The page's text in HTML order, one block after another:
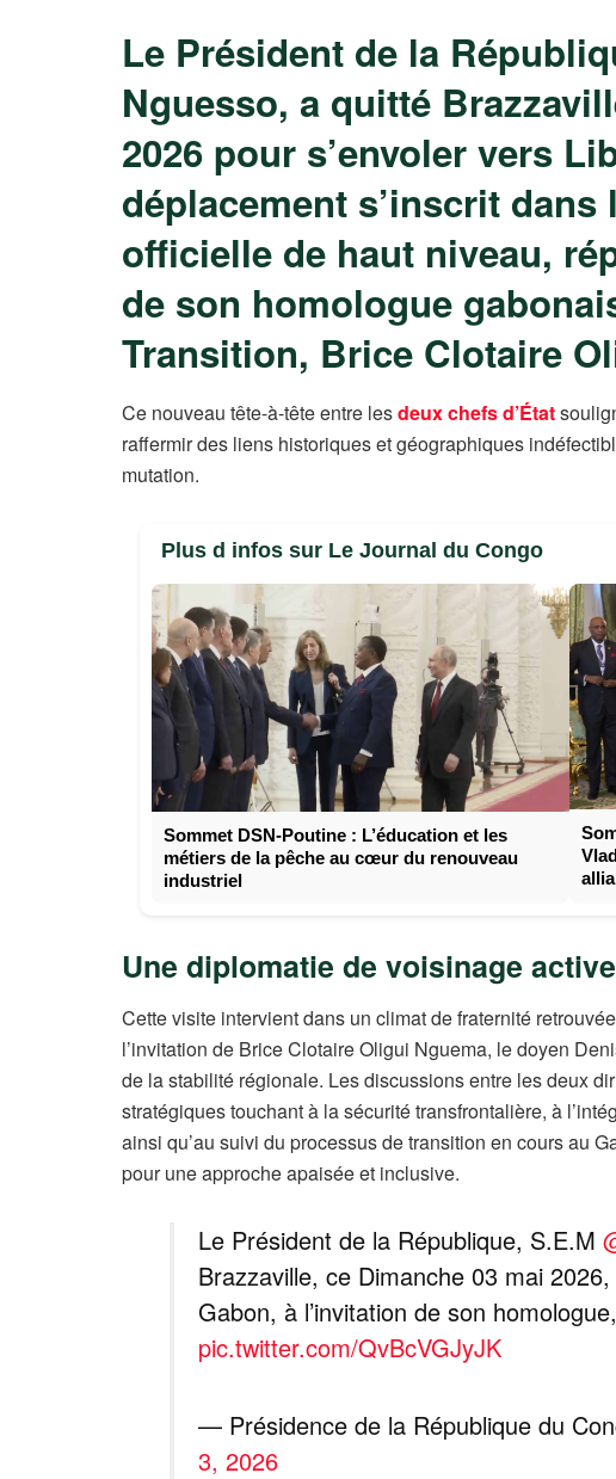
Le Président de la
Nguesso, a quitté
2026 pour s’envoler vers
déplacement s’inscrit dans
officielle de haut niveau,
de son homologue
Transition, Brice Clotaire
Ce nouveau tête-à-tête entre lesdeux chefs d’État
raffermir des liens historiques et géographiques
mutation.
Plus d infos sur Le Journal du Congo
Sommet DSN-Poutine : L’éducation et les
métiers de la pêche au cœur du renouveau
industriel
Une diplomatie de voisinage
Cette visite intervient dans un climat de fraternité
l’invitation de Brice Clotaire Oligui Nguema, le doyen
de la stabilité régionale. Les discussions entre les deux
stratégiques touchant à la sécurité transfrontalière, à
ainsi qu’au suivi du processus de transition en cours au
pour une approche apaisée et inclusive.
Le Président de la République, S.E.M
Brazzaville, ce Dimanche 03 mai
Gabon, à l’invitation de son homologue,
pic.twitter.com/QvBcVGJyJK
— Présidence de la République du
3, 2026